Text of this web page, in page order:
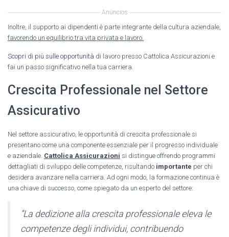
Anúncios
Inoltre, il supporto ai dipendenti è parte integrante della cultura aziendale,
favorendo un equilibrio tra vita privata e lavoro.
Scopri di più sulle opportunità di lavoro presso Cattolica Assicurazioni e
fai un passo significativo nella tua carriera.
Crescita Professionale nel Settore
Assicurativo
Nel settore assicurativo, le opportunità di crescita professionale si
presentano come una componente essenziale per il progresso individuale
e aziendale. Cattolica Assicurazioni si distingue offrendo programmi
dettagliati di sviluppo delle competenze, risultando importante per chi
desidera avanzare nella carriera. Ad ogni modo, la formazione continua è
una chiave di successo, come spiegato da un esperto del settore:
“La dedizione alla crescita professionale eleva le
competenze degli individui, contribuendo